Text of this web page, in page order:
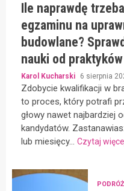
Ile naprawdę
egzaminu na
budowlane?
nauki od praktyków
Karol Kucharski 6 sierpnia
Zdobycie kwalifikacji w
to proces, który potrafi
głowy nawet najbardziej
kandydatów.
lub miesięcy... Czytaj